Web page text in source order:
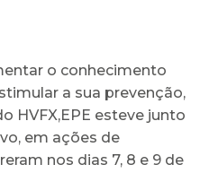
o conhecimento
a sua prevenção,
HVFX,EPE esteve junto
em ações de
nos dias 7, 8 e 9 de